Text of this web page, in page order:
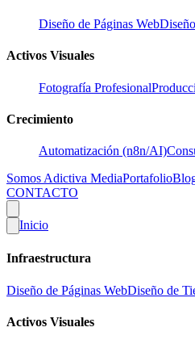
Diseño de Páginas Web
Activos Visuales
Fotografía Profesional
Crecimiento
Automatización (n8n/AI)
Somos Adictiva MediaPortafolio
CONTACTO
Inicio
Infraestructura
Diseño de Páginas WebDiseño de
Activos Visuales